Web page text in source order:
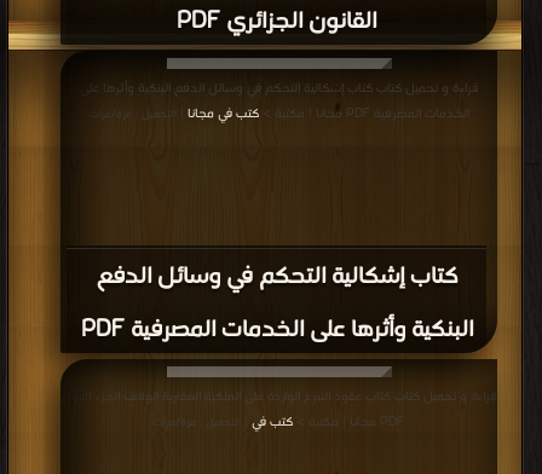
القانون الجزائري PDF
كتاب إشكالية التحكم في وسائل الدفع
البنكية وأثرها على الخدمات المصرفية PDF
قراءة و تحميل كتاب كتاب إشكالية التحكم في وسائل الدفع البنكية وأثرها على
الخدمات المصرفية PDF مجانا | مكتبة >
كتب في مجانا | التحميل : مرة/مرات
قراءة و تحميل كتاب كتاب عقود التبرع الواردة على الملكية العقارية الوقف الجزء الاول
PDF مجانا | مكتبة >
كتب في | التحميل : مرة/مرات